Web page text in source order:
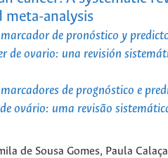
meta-analysis
de pronóstico y
de ovario: una revisión
de prognóstico e
ovário: uma revisão
de Sousa Gomes, Paula